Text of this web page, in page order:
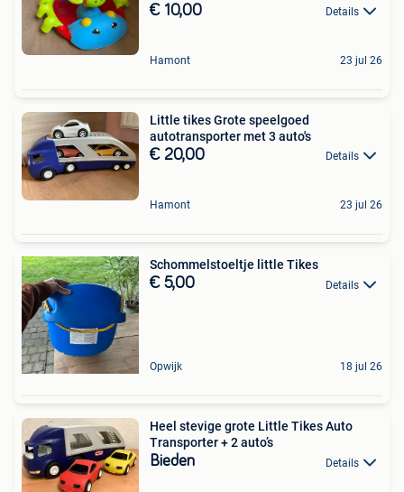
€ 10,00 Details
Hamont 23 jul 26
Little tikes Grote speelgoed
autotransporter met 3 auto's
€ 20,00 Details
Hamont 23 jul 26
Schommelstoeltje little Tikes
€ 5,00 Details
Opwijk 18 jul 26
Heel stevige grote Little Tikes Auto
Transporter + 2 auto’s
Bieden Details